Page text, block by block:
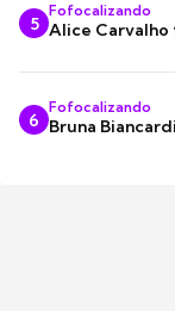
5
Fofocalizando
Alice
6
Fofocalizando
Bruna